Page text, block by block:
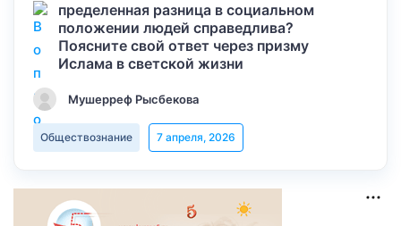
пределенная разница в социальном
положении людей справедлива?
Поясните свой ответ через призму
Ислама в светской жизни
Мушерреф Рысбекова
Обществознание 7 апреля, 2026